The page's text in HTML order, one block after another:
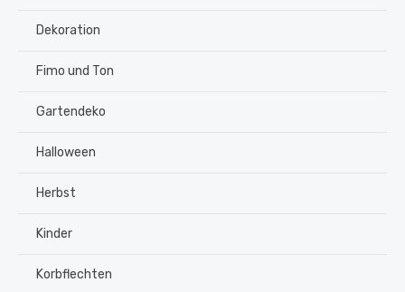
Dekoration
Fimo und Ton
Gartendeko
Halloween
Herbst
Kinder
Korbflechten